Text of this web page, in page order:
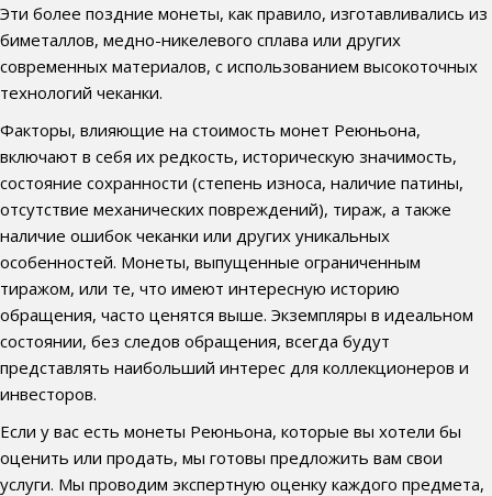
Эти более поздние монеты, как правило, изготавливались из
биметаллов, медно-никелевого сплава или других
современных материалов, с использованием высокоточных
технологий чеканки.
Факторы, влияющие на стоимость монет Реюньона,
включают в себя их редкость, историческую значимость,
состояние сохранности (степень износа, наличие патины,
отсутствие механических повреждений), тираж, а также
наличие ошибок чеканки или других уникальных
особенностей. Монеты, выпущенные ограниченным
тиражом, или те, что имеют интересную историю
обращения, часто ценятся выше. Экземпляры в идеальном
состоянии, без следов обращения, всегда будут
представлять наибольший интерес для коллекционеров и
инвесторов.
Если у вас есть монеты Реюньона, которые вы хотели бы
оценить или продать, мы готовы предложить вам свои
услуги. Мы проводим экспертную оценку каждого предмета,